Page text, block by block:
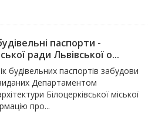
паспорти -
ради Львівської о...
будівельних паспортів забудови
Департаментом
Білоцерківської міської
про...